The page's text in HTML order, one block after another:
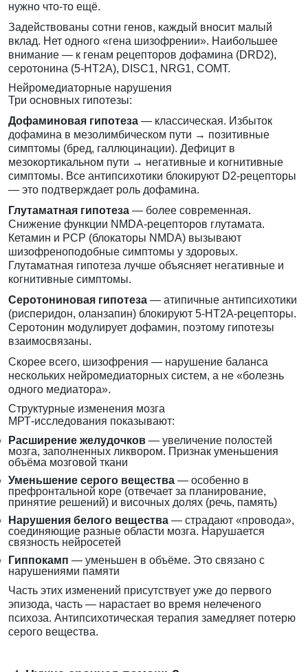
нужно что-то ещё.
Задействованы сотни генов, каждый вносит малый
вклад. Нет одного «гена шизофрении». Наибольшее
внимание — к генам рецепторов дофамина (DRD2),
серотонина (5-HT2A), DISC1, NRG1, COMT.
Нейромедиаторные нарушения
Три основных гипотезы:
Дофаминовая гипотеза — классическая. Избыток
дофамина в мезолимбическом пути → позитивные
симптомы (бред, галлюцинации). Дефицит в
мезокортикальном пути → негативные и когнитивные
симптомы. Все антипсихотики блокируют D2-рецепторы
— это подтверждает роль дофамина.
Глутаматная гипотеза — более современная.
Снижение функции NMDA-рецепторов глутамата.
Кетамин и PCP (блокаторы NMDA) вызывают
шизофреноподобные симптомы у здоровых.
Глутаматная гипотеза лучше объясняет негативные и
когнитивные симптомы.
Серотониновая гипотеза — атипичные антипсихотики
(рисперидон, оланзапин) блокируют 5-HT2A-рецепторы.
Серотонин модулирует дофамин, поэтому гипотезы
взаимосвязаны.
Скорее всего, шизофрения — нарушение баланса
нескольких нейромедиаторных систем, а не «болезнь
одного медиатора».
Структурные изменения мозга
МРТ-исследования показывают:
Расширение желудочков — увеличение полостей
мозга, заполненных ликвором. Признак уменьшения
объёма мозговой ткани
Уменьшение серого вещества — особенно в
префронтальной коре (отвечает за планирование,
принятие решений) и височных долях (речь, память)
Нарушения белого вещества — страдают «провода»,
соединяющие разные области мозга. Нарушается
связность нейросетей
Гиппокамп — уменьшен в объёме. Это связано с
нарушениями памяти
Часть этих изменений присутствует уже до первого
эпизода, часть — нарастает во время нелеченого
психоза. Антипсихотическая терапия замедляет потерю
серого вещества.